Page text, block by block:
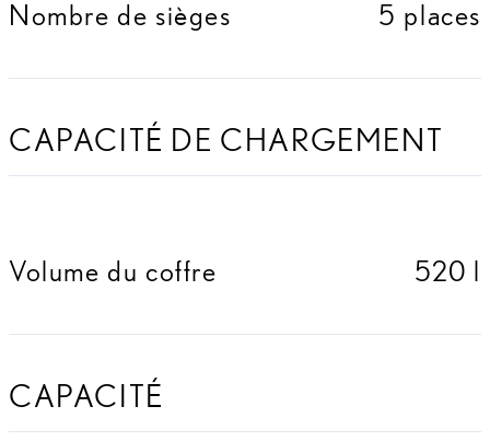
Nombre de sièges 5 places
CAPACITÉ DE CHARGEMENT
Volume du coffre 520 l
CAPACITÉ